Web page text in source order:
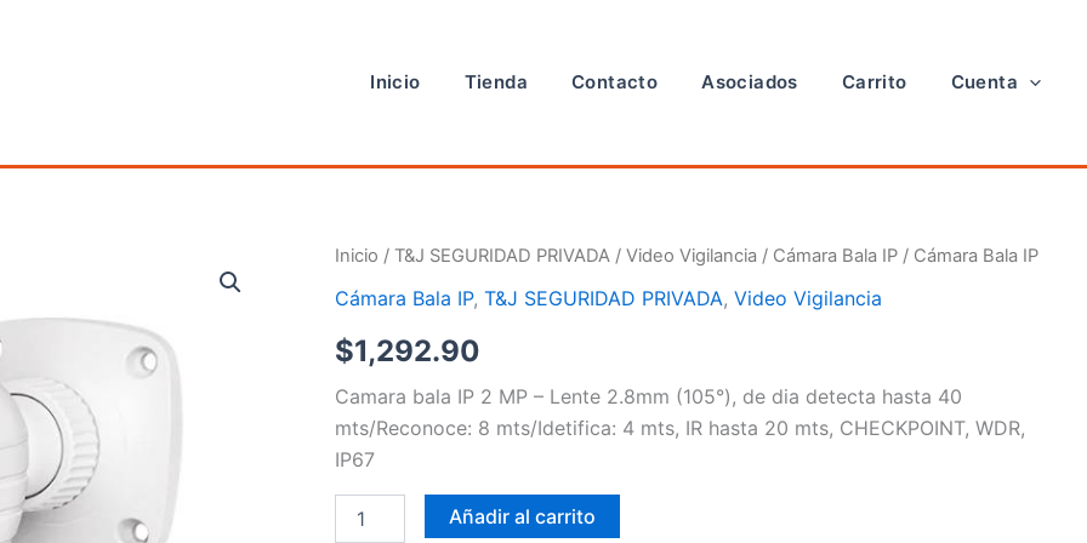
Inicio Tienda Contacto Asociados Carrito Cuenta
Inicio /T&J SEGURIDAD PRIVADA /Video Vigilancia / Cámara Bala IP / Cámara Bala IP
Cámara Bala IP,T&J SEGURIDAD PRIVADA,Video Vigilancia
$1,292.90
Camara bala IP 2 MP – Lente 2.8mm (105°), de dia detecta hasta 40
mts/Reconoce: 8 mts/Idetifica: 4 mts, IR hasta 20 mts, CHECKPOINT, WDR,
IP67
Cámara
IP
Añadir al carrito